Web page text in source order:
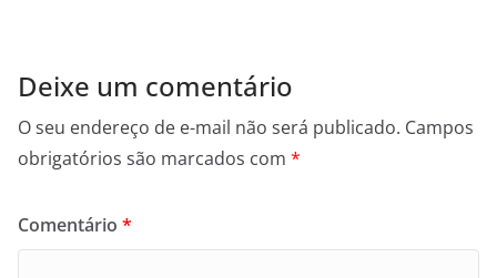
Deixe um comentário
O seu endereço de e-mail não será publicado. Campos
obrigatórios são marcados com *
Comentário *